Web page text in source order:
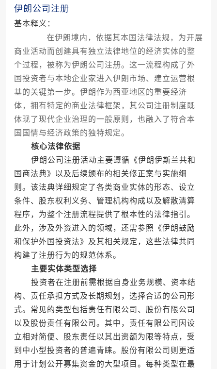
伊朗公司注册
基本释义：
在伊朗境内，依据其本国法律法规，为开展
商业活动而创建具有独立法律地位的经济实体的整
个过程，被称为伊朗公司注册。这一流程构成了外
国投资者与本地企业家进入伊朗市场、建立运营根
基的关键第一步。伊朗作为西亚地区的重要经济
体，拥有特定的商业法律框架，其公司注册制度既
体现了现代企业治理的一般原则，也融入了符合本
国国情与经济政策的独特规定。
核心法律依据
伊朗公司注册活动主要遵循《伊朗伊斯兰共和
国商法典》以及后续颁布的相关修正案与实施细
则。该法典详细规定了各类商业实体的形态、设立
条件、股东权利义务、管理机构构成以及解散清算
程序，为整个注册流程提供了根本性的法律指引。
此外，涉及外资进入的领域，还需参照《伊朗鼓励
和保护外国投资法》及其相关规定，这些法律共同
构建了注册行为的规范体系。
主要实体类型选择
投资者在注册前需根据自身业务规模、资本结
构、责任承担方式及长期规划，选择合适的公司形
式。常见的类型包括责任有限公司、股份有限公司
以及股份责任有限公司。其中，责任有限公司因设
立相对简便、股东责任以其出资额为限等特点，受
到中小型投资者的普遍青睐。股份有限公司则更适
用于计划公开募集资金的大型项目。每种类型在最